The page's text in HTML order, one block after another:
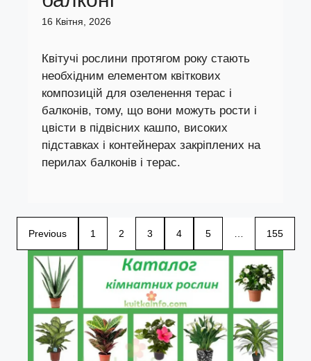
16 Квітня, 2026
Квітучі рослини протягом року стають
необхідним елементом квіткових
композицій для озеленення терас і
балконів, тому, що вони можуть рости і
цвісти в підвісних кашпо, високих
підставках і контейнерах закріплених на
перилах балконів і терас.
Previous 1 2 3 4 5 155